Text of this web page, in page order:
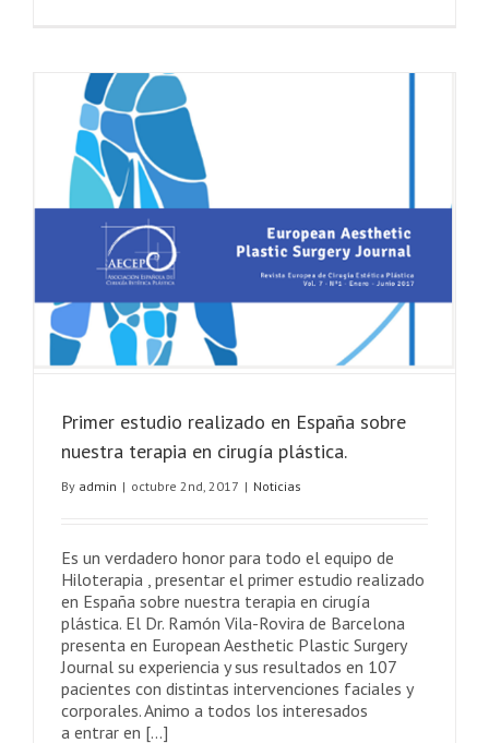
Primer estudio realizado en España sobre
nuestra terapia en cirugía plástica.
By admin | octubre 2nd, 2017 | Noticias
Es un verdadero honor para todo el equipo de
Hiloterapia , presentar el primer estudio realizado
en España sobre nuestra terapia en cirugía
plástica. El Dr. Ramón Vila-Rovira de Barcelona
presenta en European Aesthetic Plastic Surgery
Journal su experiencia y sus resultados en 107
pacientes con distintas intervenciones faciales y
corporales. Animo a todos los interesados
a entrar en [...]